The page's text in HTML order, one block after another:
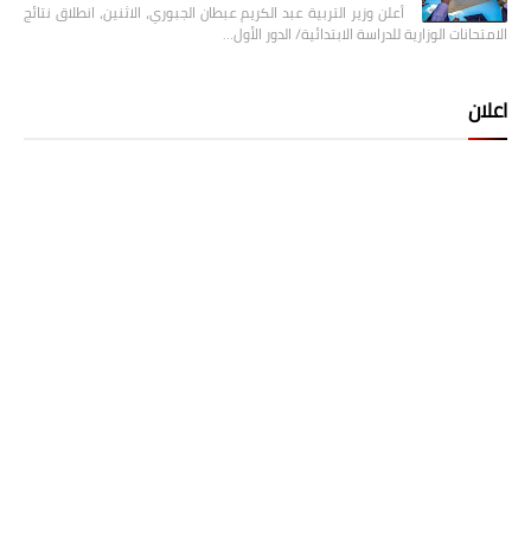
أعلن وزير التربية عبد الكريم عبطان الجبوري، الاثنين، انطلاق نتائج
الامتحانات الوزارية للدراسة الابتدائية/ الدور الأول…
اعلان